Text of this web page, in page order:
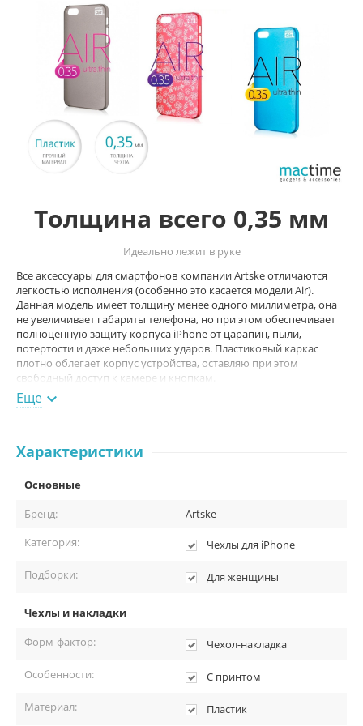
Толщина всего 0,35 мм
Идеально лежит в руке
Все аксессуары для смартфонов компании Artske отличаются
легкостью исполнения (особенно это касается модели Air).
Данная модель имеет толщину менее одного миллиметра, она
не увеличивает габариты телефона, но при этом обеспечивает
полноценную защиту корпуса iPhone от царапин, пыли,
потертости и даже небольших ударов. Пластиковый каркас
плотно облегает корпус устройства, оставляю при этом
свободный доступ к камере и кнопкам.
Еще 
Характеристики
Основные
Бренд:
Artske
Категория:
Чехлы для iPhone
Подборки: Для женщины
Чехлы и накладки
Форм-фактор:
Чехол-накладка
Особенности: С принтом
Материал: Пластик